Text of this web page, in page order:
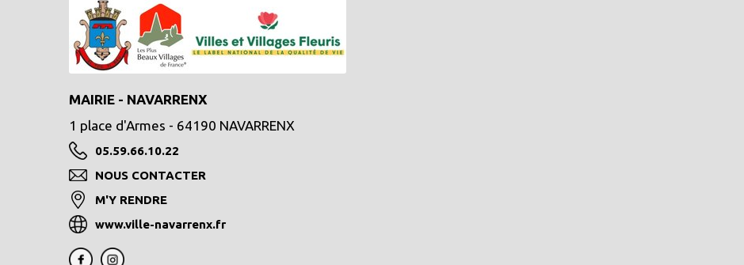
MAIRIE - NAVARRENX
1 place d'Armes - 64190 NAVARRENX
05.59.66.10.22
NOUS CONTACTER
M'Y RENDRE
www.ville-navarrenx.fr